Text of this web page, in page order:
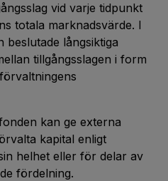
vid varje tidpunkt
totala marknadsvärde. I
beslutade långsiktiga
tillgångsslagen i form
kan ge externa
kapital enligt
helhet eller för delar av
fördelning.